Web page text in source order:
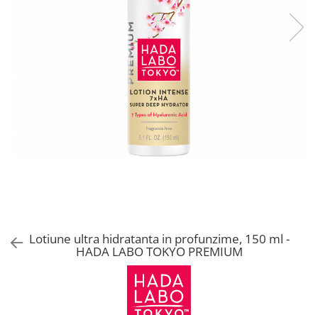
Lotiune ultra hidratanta in profunzime, 150 ml -
HADA LABO TOKYO PREMIUM